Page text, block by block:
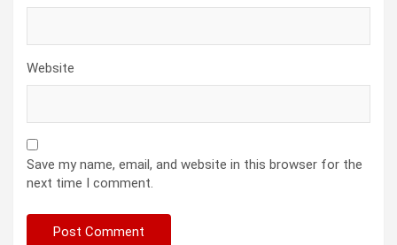
Website
Save my name, email, and website in this browser for the
next time I comment.